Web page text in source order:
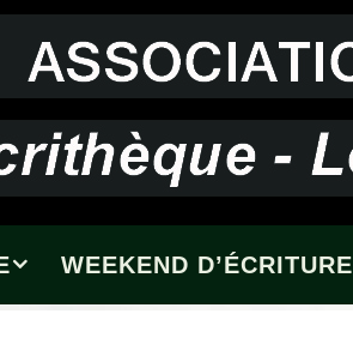
WEEKEND D’ÉCRITURE